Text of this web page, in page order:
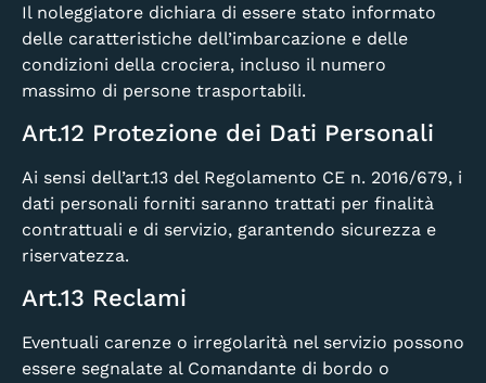
Il noleggiatore dichiara di essere stato informato
delle caratteristiche dell’imbarcazione e delle
condizioni della crociera, incluso il numero
massimo di persone trasportabili.
Art.12 Protezione dei Dati Personali
Ai sensi dell’art.13 del Regolamento CE n. 2016/679, i
dati personali forniti saranno trattati per finalità
contrattuali e di servizio, garantendo sicurezza e
riservatezza.
Art.13 Reclami
Eventuali carenze o irregolarità nel servizio possono
essere segnalate al Comandante di bordo o